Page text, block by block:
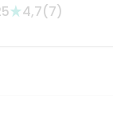
4,7(7)